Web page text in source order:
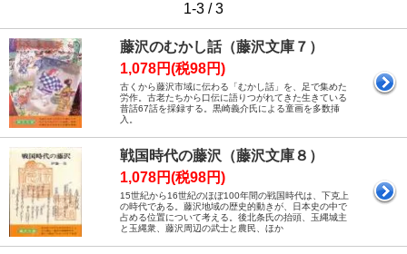
1-3 / 3
藤沢のむかし話（藤沢文庫７）
1,078円(税98円)
古くから藤沢市域に伝わる「むかし話」を、足で集めた
労作。古老たちから口伝に語りつがれてきた生きている
昔話67話を採録する。黒崎義介氏による童画を多数挿
入。
戦国時代の藤沢（藤沢文庫８）
1,078円(税98円)
15世紀から16世紀のほぼ100年間の戦国時代は、下克上
の時代である。藤沢地域の歴史的動きが、日本史の中で
占める位置について考える。後北条氏の抬頭、玉縄城主
と玉縄衆、藤沢周辺の武士と農民、ほか